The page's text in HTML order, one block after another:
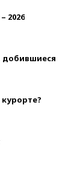
2026
добившиеся